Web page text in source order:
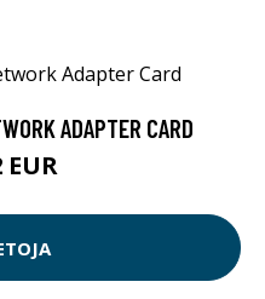
ADAPTER CARD
EUR